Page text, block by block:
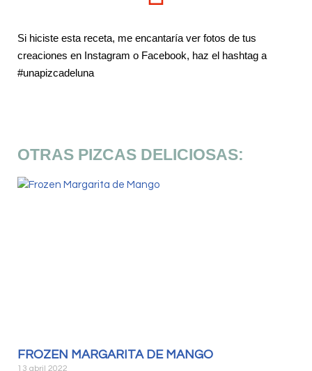
Si hiciste esta receta, me encantaría ver fotos de tus
creaciones en Instagram o Facebook, haz el hashtag a
#unapizcadeluna
OTRAS PIZCAS DELICIOSAS:
FROZEN MARGARITA DE MANGO
13 abril 2022